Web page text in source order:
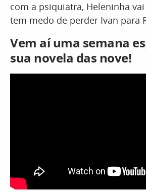
com a psiquiatra, Heleninha
tem medo de perder Ivan para
Vem aí uma semana
sua novela das nove!